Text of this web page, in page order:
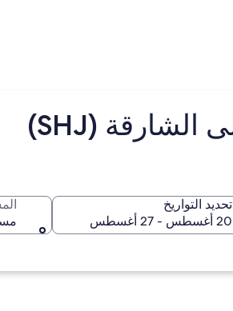
تحديد التواريخ
20 أغسطس - 27 أغسطس
مسافر